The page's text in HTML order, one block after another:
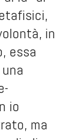
in
essa
io
ma